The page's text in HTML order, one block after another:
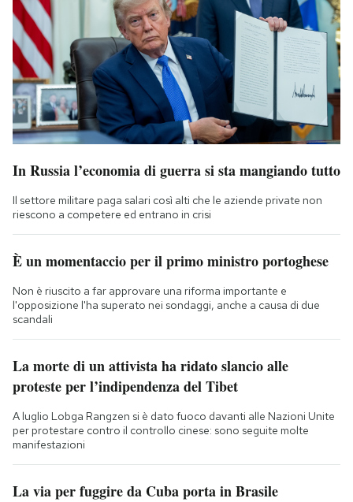
In Russia l’economia di guerra si sta mangiando tutto
Il settore militare paga salari così alti che le aziende private non
riescono a competere ed entrano in crisi
È un momentaccio per il primo ministro portoghese
Non è riuscito a far approvare una riforma importante e
l'opposizione l'ha superato nei sondaggi, anche a causa di due
scandali
La morte di un attivista ha ridato slancio alle
proteste per l’indipendenza del Tibet
A luglio Lobga Rangzen si è dato fuoco davanti alle Nazioni Unite
per protestare contro il controllo cinese: sono seguite molte
manifestazioni
La via per fuggire da Cuba porta in Brasile